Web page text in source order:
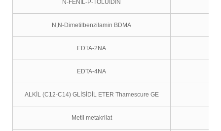
N-FENİL-P-TOLUİDİN
N,N-Dimetilbenzilamin BDMA
EDTA-2NA
EDTA-4NA
ALKİL (C12-C14) GLİSİDİL ETER Thamescure GE
Metil metakrilat